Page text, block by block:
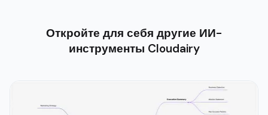
Откройте для себя другие ИИ-
инструменты Cloudairy